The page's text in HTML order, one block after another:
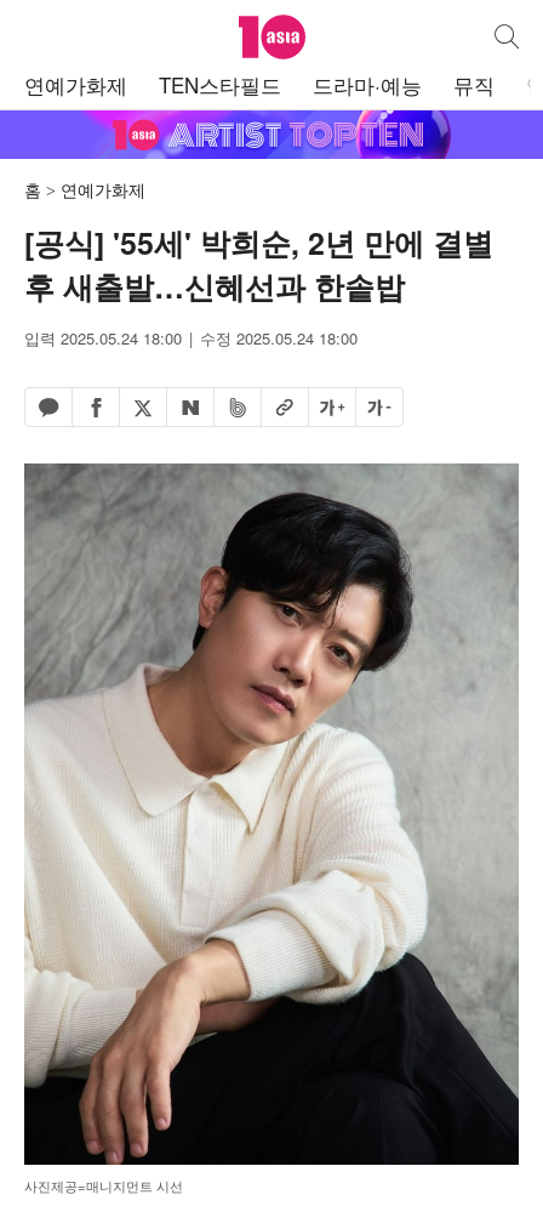
텐아시아 통합
연예가화제 TEN스타필드 드라마·예능 뮤직
홈 연예가화제
[공식] '55세' 박희순, 2년 만에 결별
후 새출발…신혜선과 한솥밥
입력 2025.05.24 18:00 수정 2025.05.24 18:00
카카오톡 공유하기
페이스북 공유하기
엑스 공유하기
네이버 공유하기
밴드 공유하기
URL복사글자 크게글자 작게
사진제공=매니지먼트 시선